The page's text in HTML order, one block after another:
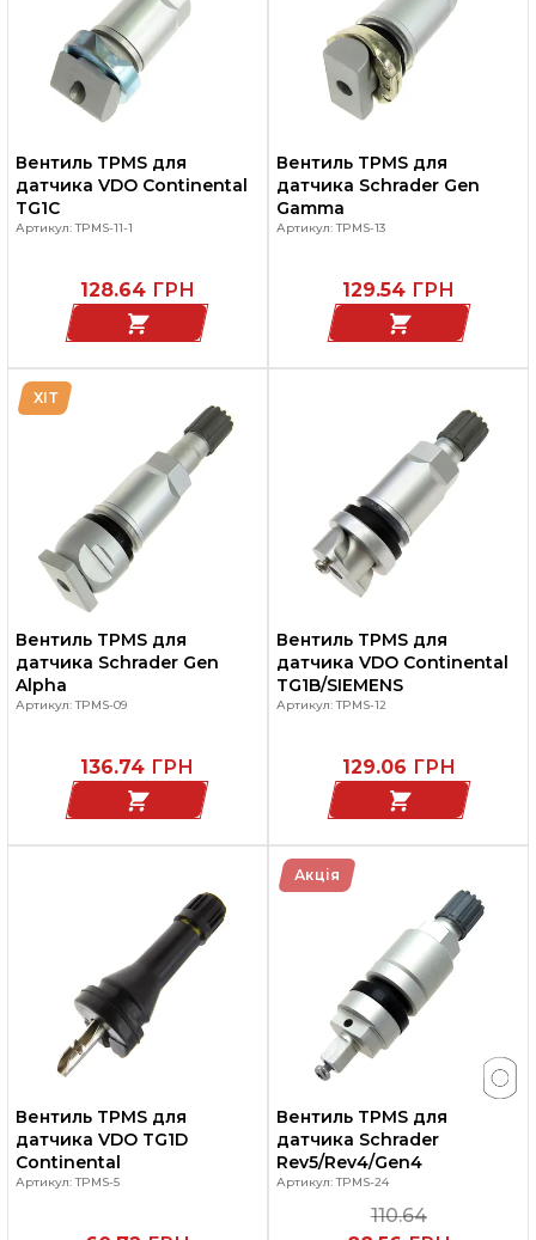
Вентиль TPMS для
датчика VDO Continental
TG1C
Артикул: TPMS-11-1
128.64 ГРН
Вентиль TPMS для
датчика Schrader Gen
Gamma
Артикул: TPMS-13
129.54 ГРН
ХІТ
Вентиль TPMS для
датчика Schrader Gen
Alpha
Артикул: TPMS-09
136.74 ГРН
Вентиль TPMS для
датчика VDO Continental
TG1B/SIEMENS
Артикул: TPMS-12
129.06 ГРН
Вентиль TPMS для
датчика VDO TG1D
Continental
Артикул: TPMS-5
Акція
Вентиль TPMS для
датчика Schrader
Rev5/Rev4/Gen4
Артикул: TPMS-24
110.64